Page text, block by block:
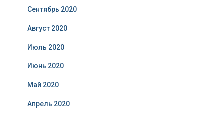
Сентябрь 2020
Август 2020
Июль 2020
Июнь 2020
Май 2020
Апрель 2020